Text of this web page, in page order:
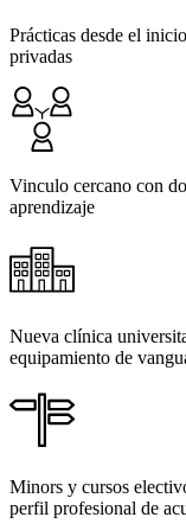
Prácticas desde el
privadas
Vinculo cercano con
aprendizaje
Nueva clínica
equipamiento de
Minors y cursos
perfil profesional de